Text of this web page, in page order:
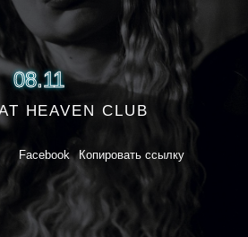
08.11
HEAVEN CLUB
Facebook Копировать ссылку